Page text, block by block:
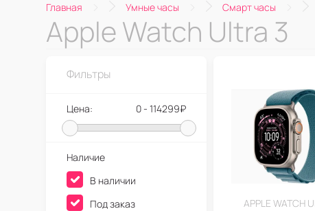
Главная Умные часы Смарт часы
Apple Watch Ultra 3
APPLE WATCH
Фильтры
Цена: 0 - 114299₽
Наличие
В наличии
Под заказ